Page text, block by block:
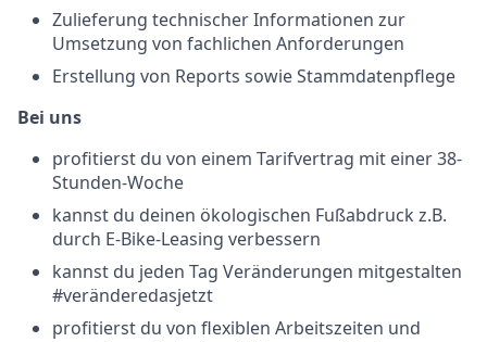
Zulieferung technischer Informationen zur
Umsetzung von fachlichen Anforderungen
Erstellung von Reports sowie Stammdatenpflege
Bei uns
profitierst du von einem Tarifvertrag mit einer 38-
Stunden-Woche
kannst du deinen ökologischen Fußabdruck z.B.
durch E-Bike-Leasing verbessern
kannst du jeden Tag Veränderungen mitgestalten
#veränderedasjetzt
profitierst du von flexiblen Arbeitszeiten und